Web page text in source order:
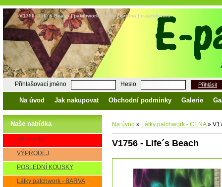
V1756 - Life´s Beach | patchwork | látky | bavlna | e-patchwork
Přihlašovací jméno Heslo Přihlásit
Na úvod Jak nakupovat Obchodní podminky Galerie
Naše nabídka
ZA 80,- Kč
VÝPRODEJ
POSLEDNÍ KOUSKY
Látky patchwork - BARVA
Na úvod » Látky patchwork - CENA »
V1756 - Life´s Beach